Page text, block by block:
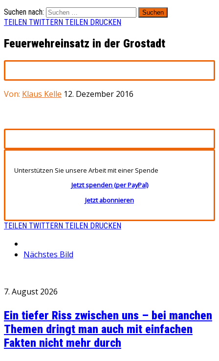
Suchen nach:
TEILEN TWITTERN TEILEN DRUCKEN
Feuerwehreinsatz in der Grostadt
Von: Klaus Kelle 12. Dezember 2016
Unterstützen Sie unsere Arbeit mit einer Spende
Jetzt spenden (per PayPal)
Jetzt abonnieren
TEILEN TWITTERN TEILEN DRUCKEN
Nächstes Bild
7. August 2026
Ein tiefer Riss zwischen uns – bei manchen
Themen dringt man auch mit einfachen
Fakten nicht mehr durch